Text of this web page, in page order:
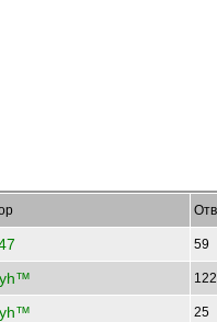
59
122
25